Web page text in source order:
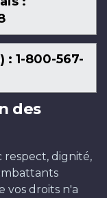
: 1-800-567-
des
respect, dignité,
vos droits n'a